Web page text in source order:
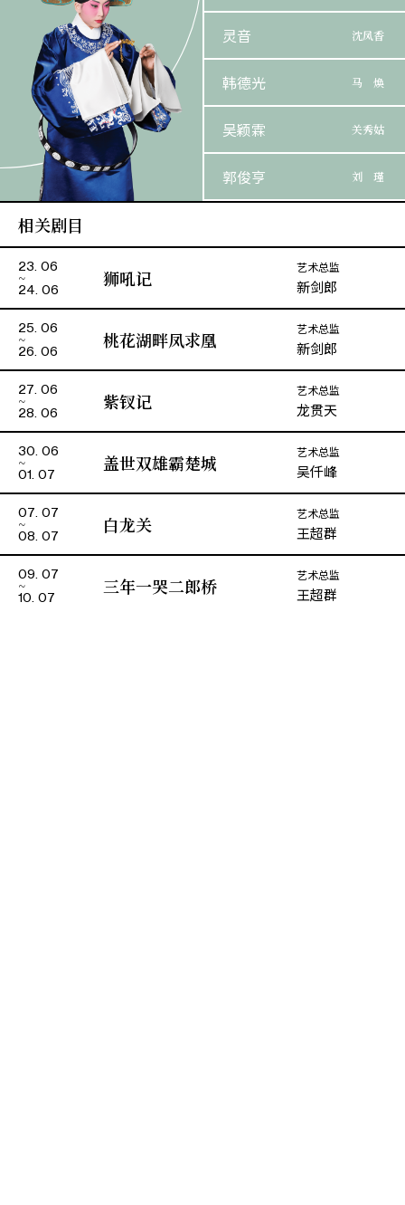
演期二 小册子
灵音 沈凤香
韩德光 马 焕
吴颖霖 关秀姑
郭俊亨 刘 瑾
相关剧目
23. 06
24. 06
狮吼记 艺术总监
新剑郎
25. 06
26. 06
桃花湖畔凤求凰 艺术总监
新剑郎
27. 06
28. 06
紫钗记 艺术总监
龙贯天
30. 06
01. 07
盖世双雄霸楚城 艺术总监
吴仟峰
07. 07
08. 07
白龙关 艺术总监
王超群
09. 07
10. 07
三年一哭二郎桥 艺术总监
王超群